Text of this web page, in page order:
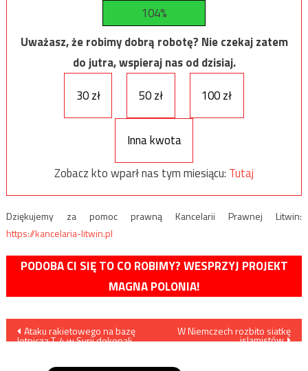
104%
Uważasz, że robimy dobrą robotę? Nie czekaj zatem
do jutra, wspieraj nas od dzisiaj.
30 zł
50 zł 100 zł
Inna kwota
Zobacz kto wparł nas tym miesiącu: Tutaj
Dziękujemy za pomoc prawną Kancelarii Prawnej Litwin:
https://kancelaria-litwin.pl
PODOBA CI SIĘ TO CO ROBIMY? WESPRZYJ PROJEKT
MAGNA POLONIA!
Nawigacja
Ataku rakietowego na bazę
lotniczą T-4 w Syrii dokonali
W Niemczech rozbito siatkę
islamistów